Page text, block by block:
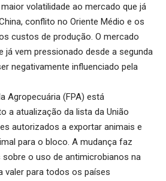
volatilidade ao mercado que já
conflito no Oriente Médio e os
custos de produção. O mercado
já vem pressionado desde a segunda
negativamente influenciado pela
Agropecuária (FPA) está
a atualização da lista da União
autorizados a exportar animais e
para o bloco. A mudança faz
o uso de antimicrobianos na
valer para todos os países